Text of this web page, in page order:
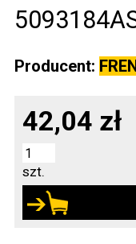
Producent:
42,04 zł
szt.